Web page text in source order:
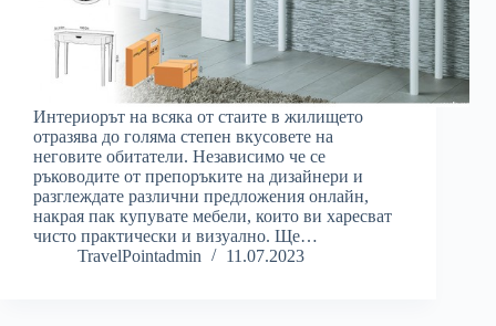
Интериорът на всяка от стаите в жилището
отразява до голяма степен вкусовете на
неговите обитатели. Независимо че се
ръководите от препоръките на дизайнери и
разглеждате различни предложения онлайн,
накрая пак купувате мебели, които ви харесват
чисто практически и визуално. Ще…
TravelPointadmin
11.07.2023